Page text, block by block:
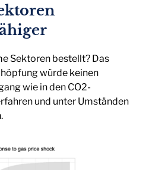
Sektoren bestellt? Das
würde keinen
wie in den CO2-
und unter Umständen